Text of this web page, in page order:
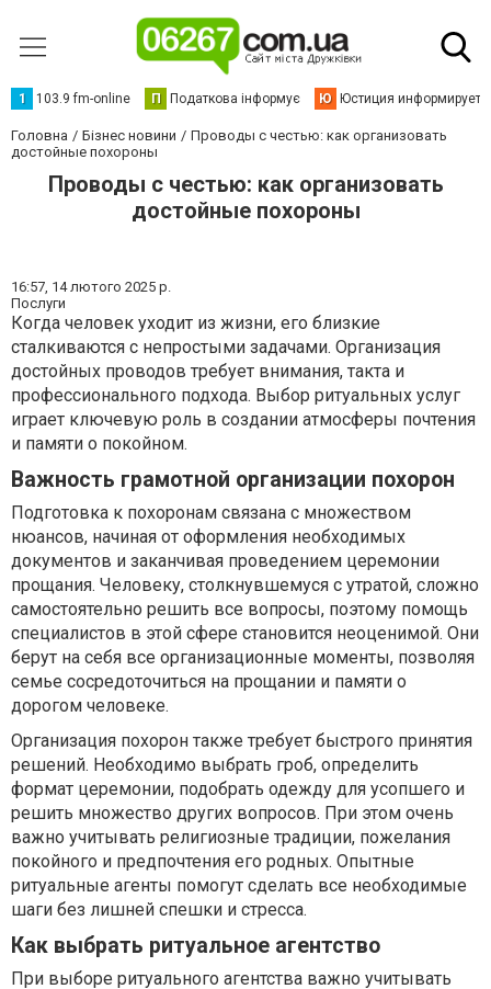
1 103.9 fm-online П Податкова інформує Ю Юстиция информирует
Головна Бізнес новини
Проводы с честью: как организовать
достойные похороны
Проводы с честью: как организовать
достойные похороны
16:57, 14 лютого 2025 р.
Послуги
Когда человек уходит из жизни, его близкие
сталкиваются с непростыми задачами. Организация
достойных проводов требует внимания, такта и
профессионального подхода. Выбор ритуальных услуг
играет ключевую роль в создании атмосферы почтения
и памяти о покойном.
Важность грамотной организации похорон
Подготовка к похоронам связана с множеством
нюансов, начиная от оформления необходимых
документов и заканчивая проведением церемонии
прощания. Человеку, столкнувшемуся с утратой, сложно
самостоятельно решить все вопросы, поэтому помощь
специалистов в этой сфере становится неоценимой. Они
берут на себя все организационные моменты, позволяя
семье сосредоточиться на прощании и памяти о
дорогом человеке.
Организация похорон также требует быстрого принятия
решений. Необходимо выбрать гроб, определить
формат церемонии, подобрать одежду для усопшего и
решить множество других вопросов. При этом очень
важно учитывать религиозные традиции, пожелания
покойного и предпочтения его родных. Опытные
ритуальные агенты помогут сделать все необходимые
шаги без лишней спешки и стресса.
Как выбрать ритуальное агентство
При выборе ритуального агентства важно учитывать